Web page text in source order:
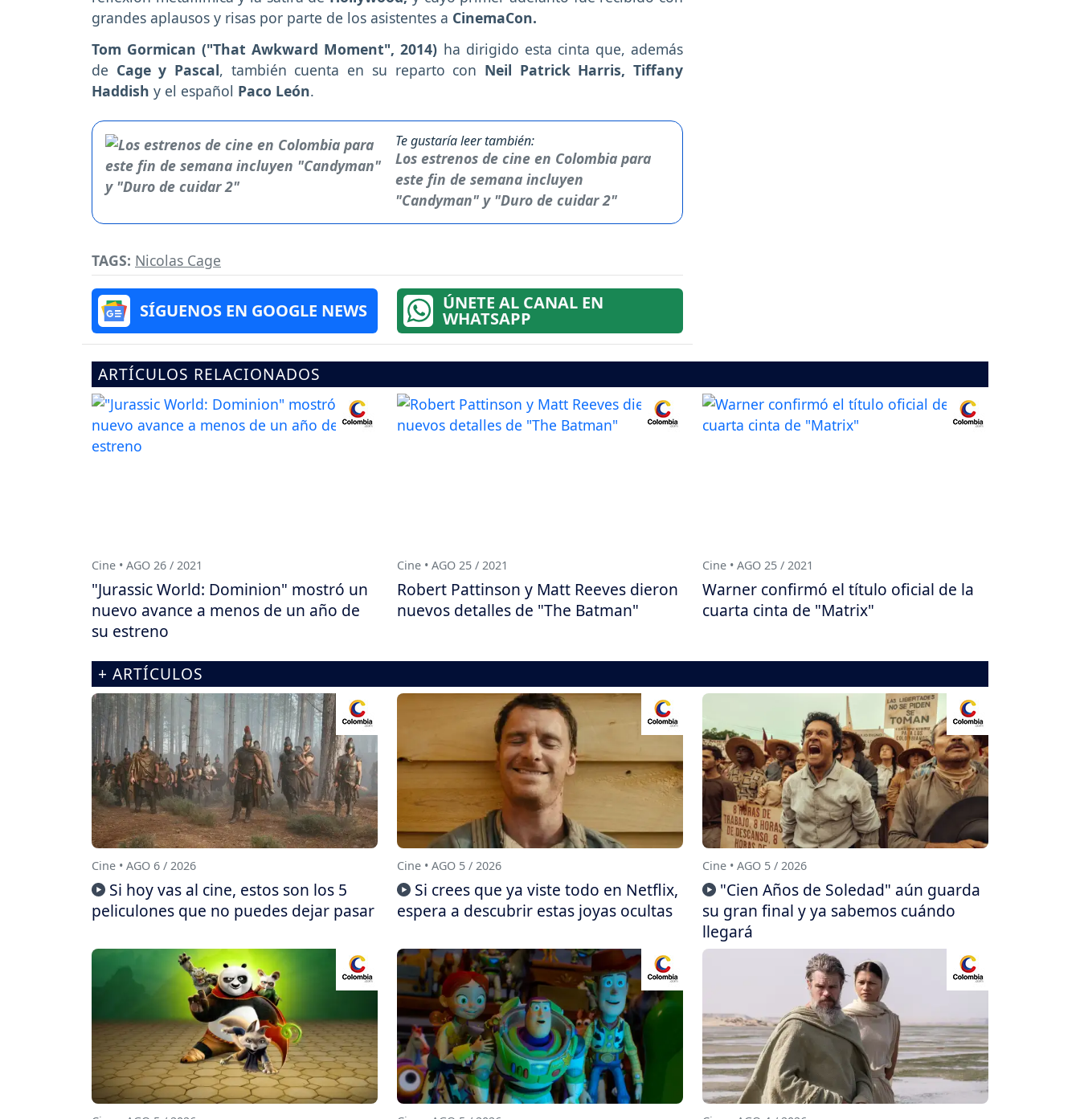
grandes aplausos y risas por parte de los asistentes a CinemaCon.
Tom Gormican ("That Awkward Moment", 2014) ha dirigido esta cinta que, además
de Cage y Pascal, también cuenta en su reparto con Neil Patrick Harris, Tiffany
Haddish y el español Paco León.
Te gustaría leer también:
Los estrenos de cine en Colombia para
este fin de semana incluyen
"Candyman" y "Duro de cuidar 2"
TAGS: Nicolas Cage
SÍGUENOS EN GOOGLE NEWS ÚNETE AL CANAL EN
WHATSAPP
ARTÍCULOS RELACIONADOS
Cine • AGO 26 / 2021
"Jurassic World: Dominion" mostró un
nuevo avance a menos de un año de
su estreno
Cine • AGO 25 / 2021
Robert Pattinson y Matt Reeves dieron
nuevos detalles de "The Batman"
Cine • AGO 25 / 2021
Warner confirmó el título oficial de la
cuarta cinta de "Matrix"
+ ARTÍCULOS
Cine • AGO 6 / 2026
Si hoy vas al cine, estos son los 5
peliculones que no puedes dejar pasar
Cine • AGO 5 / 2026
Si crees que ya viste todo en Netflix,
espera a descubrir estas joyas ocultas
Cine • AGO 5 / 2026
"Cien Años de Soledad" aún guarda
su gran final y ya sabemos cuándo
llegará